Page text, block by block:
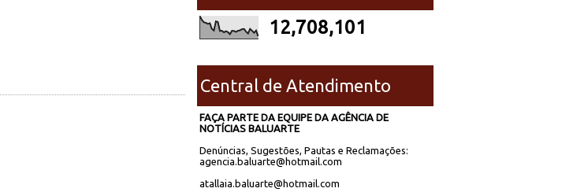
12,708,101
Central de Atendimento
FAÇA PARTE DA EQUIPE DA AGÊNCIA DE
NOTÍCIAS BALUARTE
Denúncias, Sugestões, Pautas e Reclamações:
agencia.baluarte@hotmail.com
atallaia.baluarte@hotmail.com